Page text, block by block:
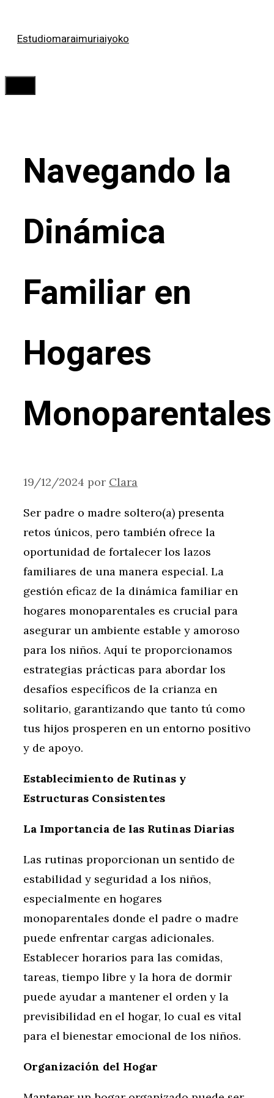
Estudiomaraimuriaiyoko
Navegando la
Dinámica
Familiar en
Hogares
Monoparentales
19/12/2024 por Clara
Ser padre o madre soltero(a) presenta
retos únicos, pero también ofrece la
oportunidad de fortalecer los lazos
familiares de una manera especial. La
gestión eficaz de la dinámica familiar en
hogares monoparentales es crucial para
asegurar un ambiente estable y amoroso
para los niños. Aquí te proporcionamos
estrategias prácticas para abordar los
desafíos específicos de la crianza en
solitario, garantizando que tanto tú como
tus hijos prosperen en un entorno positivo
y de apoyo.
Establecimiento de Rutinas y
Estructuras Consistentes
La Importancia de las Rutinas Diarias
Las rutinas proporcionan un sentido de
estabilidad y seguridad a los niños,
especialmente en hogares
monoparentales donde el padre o madre
puede enfrentar cargas adicionales.
Establecer horarios para las comidas,
tareas, tiempo libre y la hora de dormir
puede ayudar a mantener el orden y la
previsibilidad en el hogar, lo cual es vital
para el bienestar emocional de los niños.
Organización del Hogar